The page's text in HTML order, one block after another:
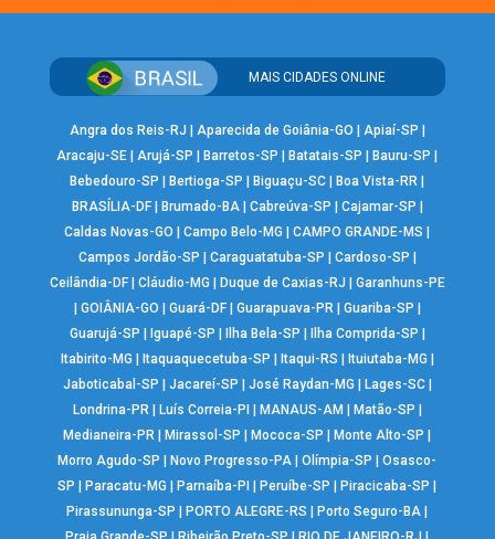
MAIS CIDADES ONLINE
Angra dos Reis-RJ Aparecida de Goiânia-GO Apiaí-SP
Aracaju-SE |Arujá-SP Barretos-SP Batatais-SP Bauru-SP
Bebedouro-SP
Bertioga-SP Biguaçu-SC Boa Vista-RR
BRASÍLIA-DF| Brumado-BA| Cabreúva-SP Cajamar-SP
Caldas Novas-GO
|Campo Belo-MG |CAMPO GRANDE-MS
Campos Jordão-SP
Caraguatatuba-SP Cardoso-SP
Ceilândia-DF| Cláudio-MG Duque de Caxias-RJ
Garanhuns-PE
GOIÂNIA-GO Guará-DF| Guarapuava-PR| Guariba-SP
Guarujá-SP
Iguapé-SP Ilha Bela-SP Ilha Comprida-SP
Itabirito-MG
Itaquaquecetuba-SP Itaqui-RS Ituiutaba-MG
Jaboticabal-SP
Jacareí-SP José Raydan-MG Lages-SC|
Londrina-PR| Luís Correia-PI MANAUS-AM Matão-SP
Medianeira-PR
Mirassol-SP Mococa-SP Monte Alto-SP
Morro Agudo-SP
Novo Progresso-PA |Olímpia-SP |Osasco-
SP
Paracatu-MG Parnaíba-PI Peruíbe-SP Piracicaba-SP
Pirassununga-SP
PORTO ALEGRE-RS Porto Seguro-BA